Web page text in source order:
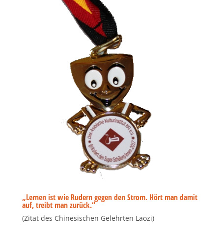
„Lernen ist wie Rudern gegen den Strom. Hört man damit
auf, treibt man zurück.“
(Zitat des Chinesischen Gelehrten Laozi)